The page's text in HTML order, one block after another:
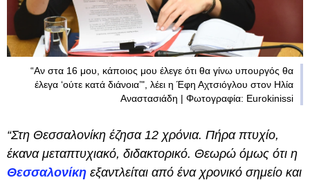
“Αν στα 16 μου, κάποιος μου έλεγε ότι θα γίνω υπουργός θα
έλεγα ‘ούτε κατά διάνοια’", λέει η Έφη Αχτσιόγλου στον Ηλία
Αναστασιάδη | Φωτογραφία: Eurokinissi
“Στη Θεσσαλονίκη έζησα 12 χρόνια. Πήρα πτυχίο,
έκανα μεταπτυχιακό, διδακτορικό. Θεωρώ όμως ότι η
Θεσσαλονίκη εξαντλείται από ένα χρονικό σημείο και